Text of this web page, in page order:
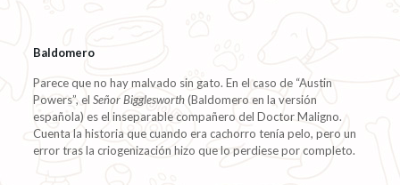
Baldomero
Parece que no hay malvado sin gato. En el caso de “Austin
Powers”, elSeñor Bigglesworth(Baldomero en la versión
española) es el inseparable compañero del Doctor Maligno.
Cuenta la historia que cuando era cachorro tenía pelo, pero un
error tras la criogenización hizo que lo perdiese por completo.